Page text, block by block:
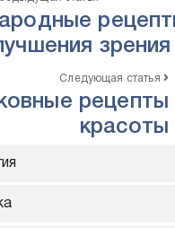
зрения
Следующая статья
рецепты
красоты